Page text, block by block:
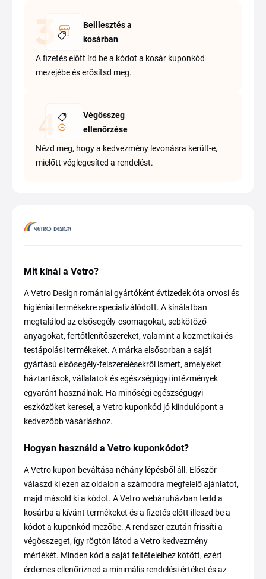
Beillesztés a
kosárban
A fizetés előtt írd be a kódot a kosár kuponkód
mezejébe és erősítsd meg.
Végösszeg
ellenőrzése
Nézd meg, hogy a kedvezmény levonásra került-e,
mielőtt véglegesíted a rendelést.
Mit kínál a Vetro?
A Vetro Design romániai gyártóként évtizedek óta orvosi és
higiéniai termékekre specializálódott. A kínálatban
megtalálod az elsősegély-csomagokat, sebkötöző
anyagokat, fertőtlenítőszereket, valamint a kozmetikai és
testápolási termékeket. A márka elsősorban a saját
gyártású elsősegély-felszerelésekről ismert, amelyeket
háztartások, vállalatok és egészségügyi intézmények
egyaránt használnak. Ha minőségi egészségügyi
eszközöket keresel, a Vetro kuponkód jó kiindulópont a
kedvezőbb vásárláshoz.
Hogyan használd a Vetro kuponkódot?
A Vetro kupon beváltása néhány lépésből áll. Először
válaszd ki ezen az oldalon a számodra megfelelő ajánlatot,
majd másold ki a kódot. A Vetro webáruházban tedd a
kosárba a kívánt termékeket és a fizetés előtt illeszd be a
kódot a kuponkód mezőbe. A rendszer ezután frissíti a
végösszeget, így rögtön látod a Vetro kedvezmény
mértékét. Minden kód a saját feltételeihez kötött, ezért
érdemes ellenőrizned a minimális rendelési értéket és az